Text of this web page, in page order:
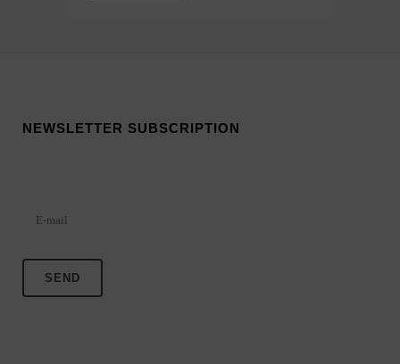
NEWSLETTER SUBSCRIPTION